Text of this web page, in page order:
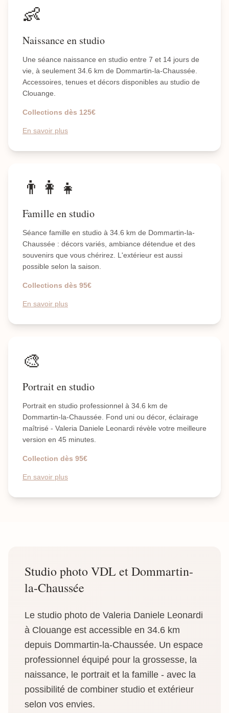
👶
Naissance en studio
Une séance naissance en studio entre 7 et 14 jours de
vie, à seulement 34.6 km de Dommartin-la-Chaussée.
Accessoires, tenues et décors disponibles au studio de
Clouange.
Collections dès 125€
En savoir plus
👨‍👩‍👧
Famille en studio
Séance famille en studio à 34.6 km de Dommartin-la-
Chaussée : décors variés, ambiance détendue et des
souvenirs que vous chérirez. L'extérieur est aussi
possible selon la saison.
Collections dès 95€
En savoir plus
🎨
Portrait en studio
Portrait en studio professionnel à 34.6 km de
Dommartin-la-Chaussée. Fond uni ou décor, éclairage
maîtrisé - Valeria Daniele Leonardi révèle votre meilleure
version en 45 minutes.
Collection dès 95€
En savoir plus
Studio photo VDL et Dommartin-
la-Chaussée
Le studio photo de Valeria Daniele Leonardi
à Clouange est accessible en 34.6 km
depuis Dommartin-la-Chaussée. Un espace
professionnel équipé pour la grossesse, la
naissance, le portrait et la famille - avec la
possibilité de combiner studio et extérieur
selon vos envies.